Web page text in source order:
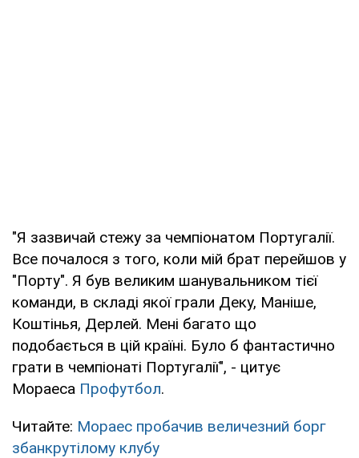
"Я зазвичай стежу за чемпіонатом Португалії.
Все почалося з того, коли мій брат перейшов у
"Порту". Я був великим шанувальником тієї
команди, в складі якої грали Деку, Маніше,
Коштінья, Дерлей. Мені багато що
подобається в цій країні. Було б фантастично
грати в чемпіонаті Португалії", - цитує
Мораеса Профутбол.
Читайте: Мораес пробачив величезний борг
збанкрутілому клубу